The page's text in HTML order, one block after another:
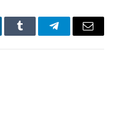
Tumblr TelegramEmail